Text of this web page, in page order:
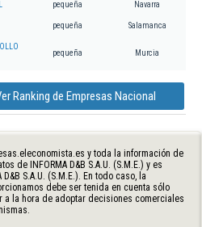
pequeña Navarra
pequeña Salamanca
pequeña Murcia
Ranking de Empresas Nacional
y toda la información de
de INFORMA D&B S.A.U. (S.M.E.) y es
S.A.U. (S.M.E.). En todo caso, la
debe ser tenida en cuenta sólo
a la hora de adoptar decisiones comerciales